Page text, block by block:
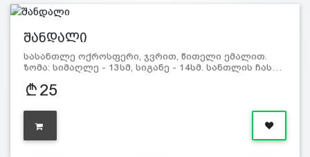
შანდალი
სასანთლე ოქროსფერი, ჯვრით, წითელი ემალით.
ზომა: სიმაღლე - 13სმ, სიგანე - 14სმ. სანთლის ჩას…
25